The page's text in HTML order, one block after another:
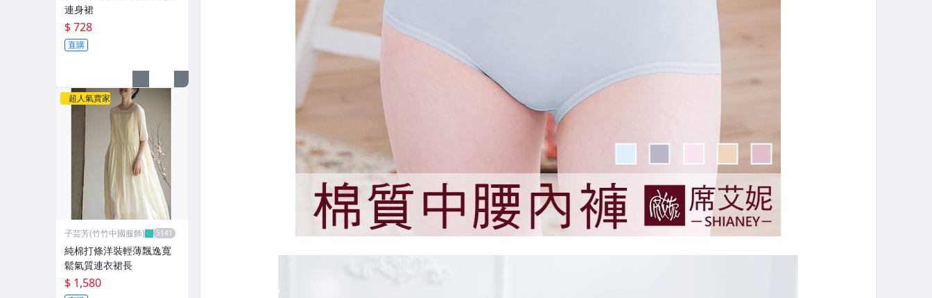
連身裙
$ 728
直購
超人氣賣家
子芸芳(竹竹中國服飾)
純棉打條洋裝輕薄飄逸寬
鬆氣質連衣裙長
$ 1,580